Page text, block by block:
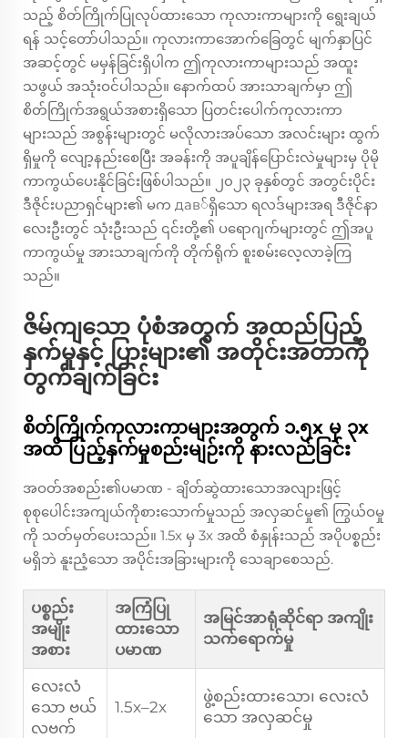
သည့် စိတ်ကြိုက်ပြုလုပ်ထားသော ကုလားကာများကို ရွေးချယ်
ရန် သင့်တော်ပါသည်။ ကုလားကာအောက်ခြေတွင် မျက်နှာပြင်
အဆင့်တွင် မမှန်ခြင်းရှိပါက ဤကုလားကာများသည် အထူး
သဖွယ် အသုံးဝင်ပါသည်။ နောက်ထပ် အားသာချက်မှာ ဤ
စိတ်ကြိုက်အရွယ်အစားရှိသော ပြတင်းပေါက်ကုလားကာ
များသည် အစွန်းများတွင် မလိုလားအပ်သော အလင်းများ ထွက်
ရှိမှုကို လျော့နည်းစေပြီး အခန်းကို အပူချိန်ပြောင်းလဲမှုများမှ ပိုမို
ကာကွယ်ပေးနိုင်ခြင်းဖြစ်ပါသည်။ ၂၀၂၃ ခုနှစ်တွင် အတွင်းပိုင်း
ဒီဇိုင်းပညာရှင်များ၏ မက дав်ရှိသော ရလဒ်များအရ ဒီဇိုင်နာ
လေးဦးတွင် သုံးဦးသည် ၎င်းတို့၏ ပရောဂျက်များတွင် ဤအပူ
ကာကွယ်မှု အားသာချက်ကို တိုက်ရိုက် စူးစမ်းလေ့လာခဲ့ကြ
သည်။
ဇိမ်ကျသော ပုံစံအတွက် အထည်ပြည့်
နှက်မှုနှင့် ပြားများ၏ အတိုင်းအတာကို
တွက်ချက်ခြင်း
စိတ်ကြိုက်ကုလားကာများအတွက် ၁.၅x မှ ၃x
အထိ ပြည့်နှက်မှုစည်းမျဉ်းကို နားလည်ခြင်း
အဝတ်အစည်း၏ပမာဏ - ချိတ်ဆွဲထားသောအလျားဖြင့်
စုစုပေါင်းအကျယ်ကိုစားသောက်မှုသည် အလှဆင်မှု၏ ကြွယ်ဝမှု
ကို သတ်မှတ်ပေးသည်။ 1.5x မှ 3x အထိ စံနှုန်းသည် အပိုပစ္စည်း
မရှိဘဲ နူးညံ့သော အပိုင်းအခြားများကို သေချာစေသည်.
ပစ္စည်း
အမျိုး
အစား
အကြံပြု
ထားသော
ပမာဏ
အမြင်အာရုံဆိုင်ရာ အကျိုး
သက်ရောက်မှု
လေးလံ
သော ဗယ်
လဗက်
1.5x–2x
ဖွဲ့စည်းထားသော၊ လေးလံ
သော အလှဆင်မှု